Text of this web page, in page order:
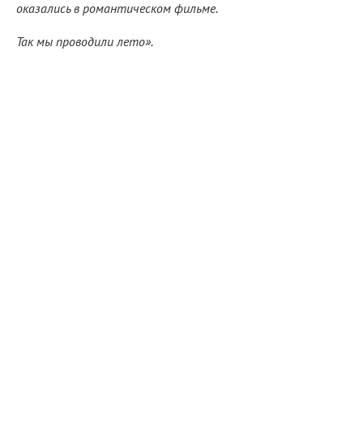
оказались в романтическом фильме.
Так мы проводили лето».